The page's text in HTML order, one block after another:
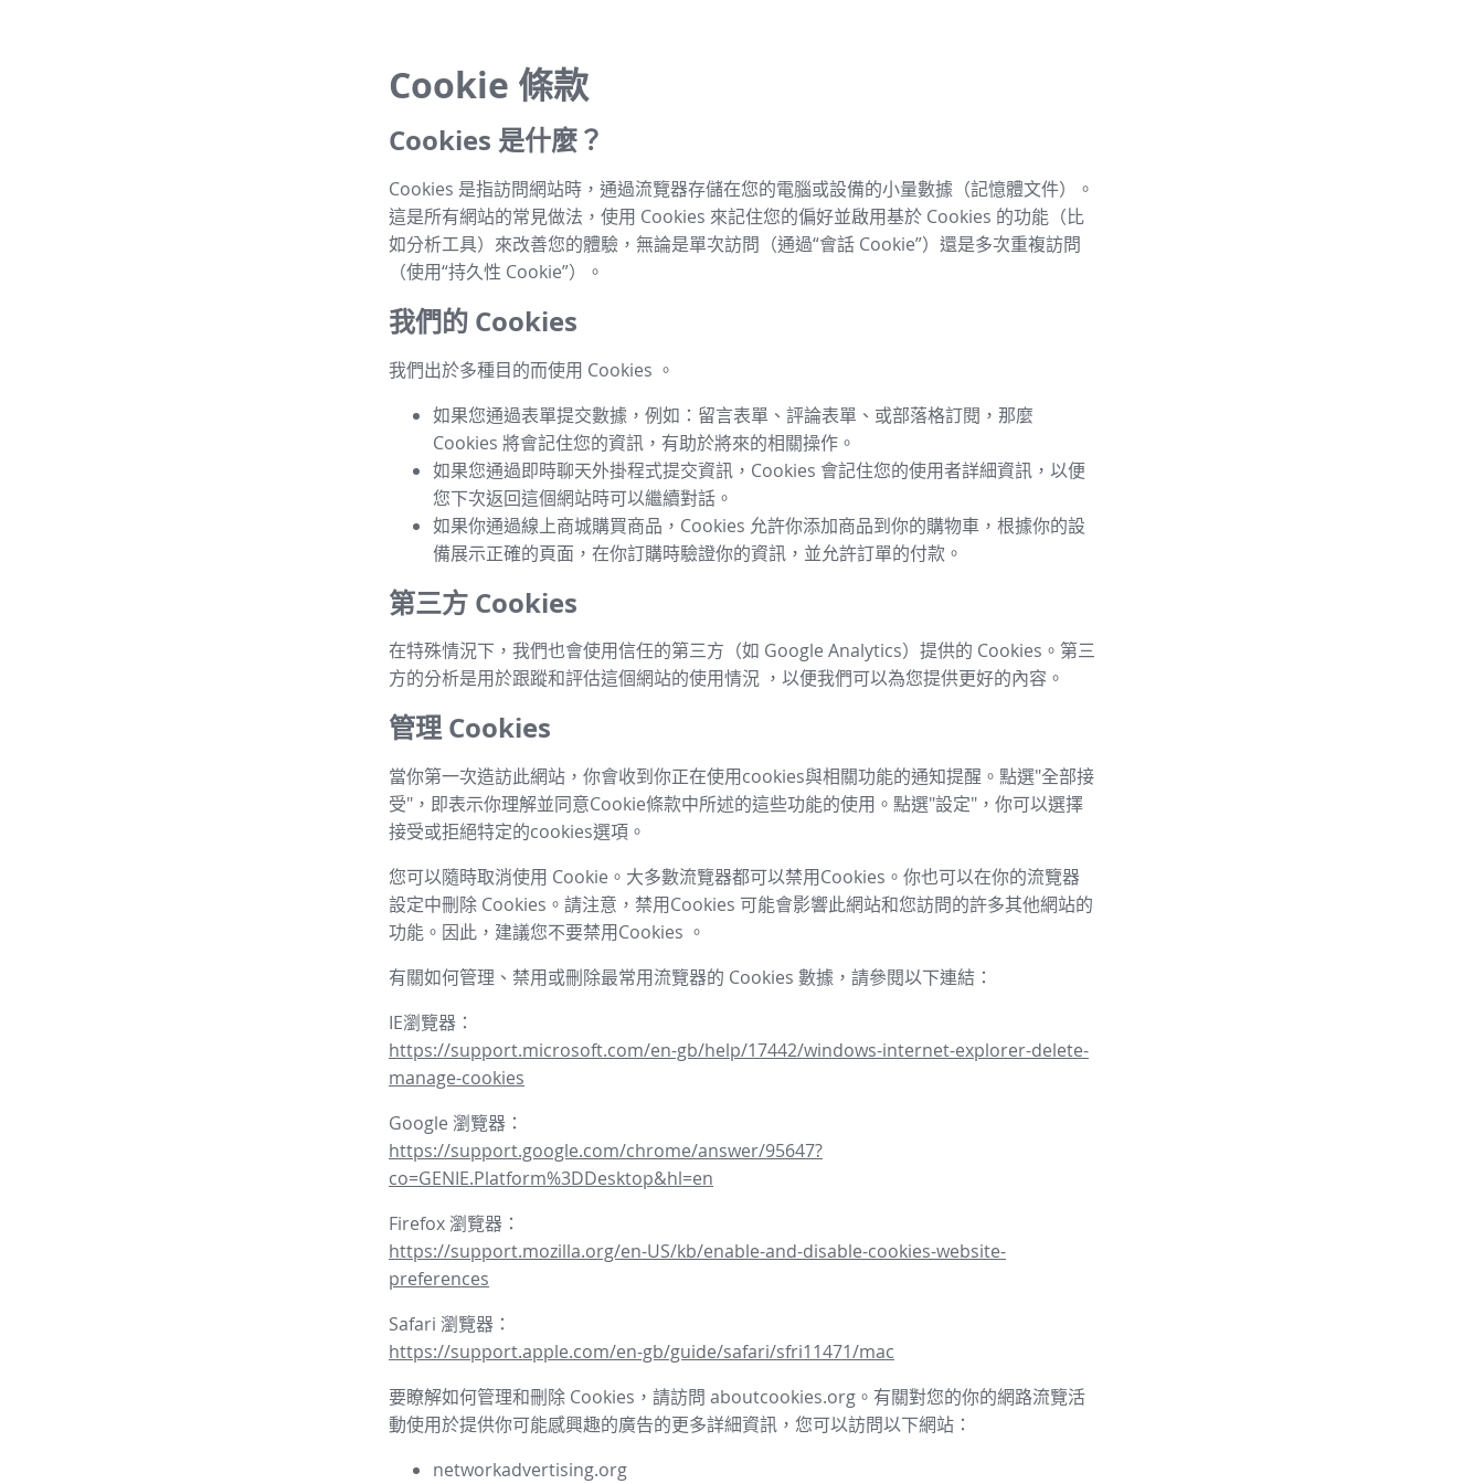
Cookie 條款
Cookies 是什麼？
Cookies 是指訪問網站時，通過流覽器存儲在您的電腦或設備的小量數據（記憶體文件）。
這是所有網站的常見做法，使用 Cookies 來記住您的偏好並啟用基於 Cookies 的功能（比
如分析工具）來改善您的體驗，無論是單次訪問（通過“會話 Cookie”）還是多次重複訪問
（使用“持久性 Cookie”）。
我們的 Cookies
我們出於多種目的而使用 Cookies 。
如果您通過表單提交數據，例如：留言表單、評論表單、或部落格訂閱，那麼
Cookies 將會記住您的資訊，有助於將來的相關操作。
如果您通過即時聊天外掛程式提交資訊，Cookies 會記住您的使用者詳細資訊，以便
您下次返回這個網站時可以繼續對話。
如果你通過線上商城購買商品，Cookies 允許你添加商品到你的購物車，根據你的設
備展示正確的頁面，在你訂購時驗證你的資訊，並允許訂單的付款。
第三方 Cookies
在特殊情況下，我們也會使用信任的第三方（如 Google Analytics）提供的 Cookies。第三
方的分析是用於跟蹤和評估這個網站的使用情況 ，以便我們可以為您提供更好的內容。
管理 Cookies
當你第一次造訪此網站，你會收到你正在使用cookies與相關功能的通知提醒。點選"全部接
受"，即表示你理解並同意Cookie條款中所述的這些功能的使用。點選"設定"，你可以選擇
接受或拒絕特定的cookies選項。
您可以隨時取消使用 Cookie。大多數流覽器都可以禁用Cookies。你也可以在你的流覽器
設定中刪除 Cookies。請注意，禁用Cookies 可能會影響此網站和您訪問的許多其他網站的
功能。因此，建議您不要禁用Cookies 。
有關如何管理、禁用或刪除最常用流覽器的 Cookies 數據，請參閱以下連結：
IE瀏覽器：
https://support.microsoft.com/en-gb/help/17442/windows-internet-explorer-delete-
manage-cookies
Google 瀏覽器：
https://support.google.com/chrome/answer/95647?
co=GENIE.Platform%3DDesktop&hl=en
Firefox 瀏覽器：
https://support.mozilla.org/en-US/kb/enable-and-disable-cookies-website-
preferences
Safari 瀏覽器：
https://support.apple.com/en-gb/guide/safari/sfri11471/mac
要瞭解如何管理和刪除 Cookies，請訪問 aboutcookies.org。有關對您的你的網路流覽活
動使用於提供你可能感興趣的廣告的更多詳細資訊，您可以訪問以下網站：
networkadvertising.org